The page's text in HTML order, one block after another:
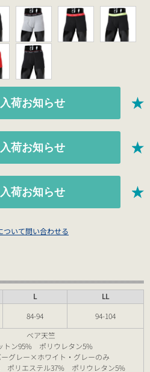
ついて問い合わせる
L LL
84-94 94-104
ベア天竺
トン95% ポリウレタン5%
グレー×ホワイト・グレーのみ
ポリエステル37% ポリウレタン5%